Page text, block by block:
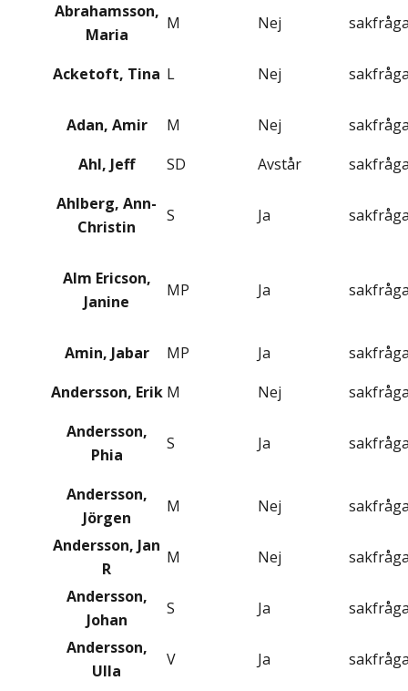
Abrahamsson,
Maria
M Nej
Acketoft, Tina L Nej
Adan, Amir M Nej
Ahl, Jeff
SD Avstår
Ahlberg, Ann-
Christin
S Ja
Alm Ericson,
Janine
MP Ja
Amin, Jabar MP Ja
Andersson, Erik M Nej
Andersson,
Phia
S Ja
Andersson,
Jörgen
M Nej
Andersson, Jan
R
M Nej
Andersson,
Johan
S Ja
Andersson,
Ulla
V Ja